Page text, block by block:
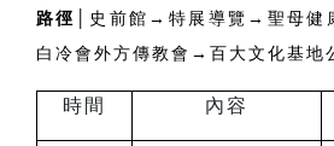
路徑│
史前館→特展導覽→聖母健
白冷會外方傳教會→百大文化基地
時間 內容